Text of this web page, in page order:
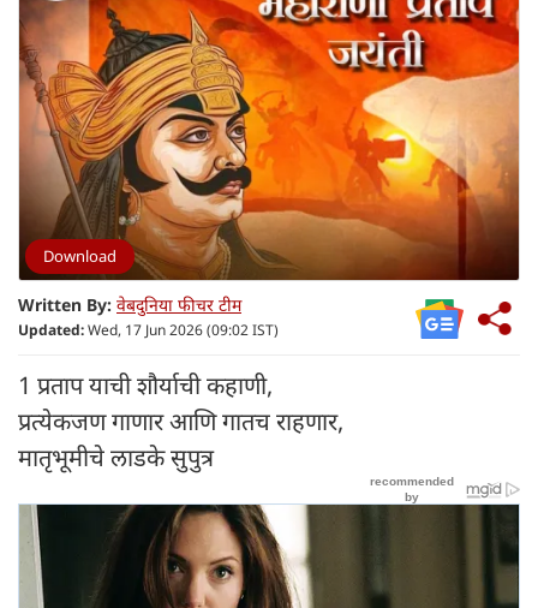
Download
Written By: वेबदुनिया फीचर टीम
Updated:Wed, 17 Jun 2026 (09:02 IST)
1 प्रताप याची शौर्याची कहाणी,
प्रत्येकजण गाणार आणि गातच राहणार,
मातृभूमीचे लाडके सुपुत्र